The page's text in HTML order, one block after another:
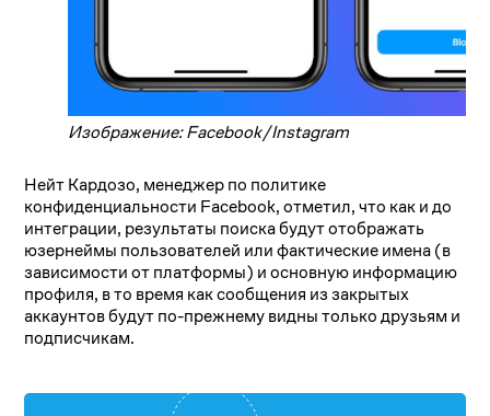
Изображение: Facebook/Instagram
Нейт Кардозо, менеджер по политике
конфиденциальности Facebook, отметил, что как и до
интеграции, результаты поиска будут отображать
юзернеймы пользователей или фактические имена (в
зависимости от платформы) и основную информацию
профиля, в то время как сообщения из закрытых
аккаунтов будут по-прежнему видны только друзьям и
подписчикам.